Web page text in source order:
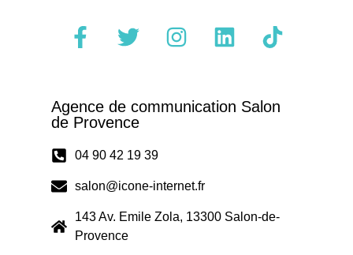
Agence de communication Salon
de Provence
04 90 42 19 39
salon@icone-internet.fr
143 Av. Emile Zola, 13300 Salon-de-
Provence